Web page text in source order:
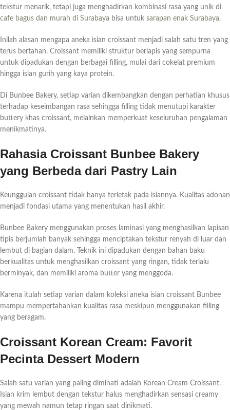
tekstur menarik, tetapi juga menghadirkan kombinasi rasa yang unik di
cafe bagus dan murah di Surabaya bisa untuk sarapan enak Surabaya.
Inilah alasan mengapa aneka isian croissant menjadi salah satu tren yang
terus bertahan. Croissant memiliki struktur berlapis yang sempurna
untuk dipadukan dengan berbagai filling, mulai dari cokelat premium
hingga isian gurih yang kaya protein.
Di Bunbee Bakery, setiap varian dikembangkan dengan perhatian khusus
terhadap keseimbangan rasa sehingga filling tidak menutupi karakter
buttery khas croissant, melainkan memperkuat keseluruhan pengalaman
menikmatinya.
Rahasia Croissant Bunbee Bakery
yang Berbeda dari Pastry Lain
Keunggulan croissant tidak hanya terletak pada isiannya. Kualitas adonan
menjadi fondasi utama yang menentukan hasil akhir.
Bunbee Bakery menggunakan proses laminasi yang menghasilkan lapisan
tipis berjumlah banyak sehingga menciptakan tekstur renyah di luar dan
lembut di bagian dalam. Teknik ini dipadukan dengan bahan baku
berkualitas untuk menghasilkan croissant yang ringan, tidak terlalu
berminyak, dan memiliki aroma butter yang menggoda.
Karena itulah setiap varian dalam koleksi aneka isian croissant Bunbee
mampu mempertahankan kualitas rasa meskipun menggunakan filling
yang beragam.
Croissant Korean Cream: Favorit
Pecinta Dessert Modern
Salah satu varian yang paling diminati adalah Korean Cream Croissant.
Isian krim lembut dengan tekstur halus menghadirkan sensasi creamy
yang mewah namun tetap ringan saat dinikmati.